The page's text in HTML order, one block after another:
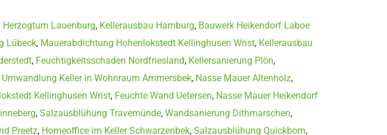
Herzogtum Lauenburg, Kellerausbau Hamburg, Bauwerk Heikendorf Laboe
Lübeck, Mauerabdichtung Hohenlokstedt Kellinghusen Wrist, Kellerausbau
, Feuchtigkeitsschaden Nordfriesland, Kellersanierung Plön,
Umwandlung Keller in Wohnraum Ammersbek, Nasse Mauer Altenholz,
Kellinghusen Wrist, Feuchte Wand Uetersen, Nasse Mauer Heikendorf
, Salzausblühung Travemünde, Wandsanierung Dithmarschen,
Preetz, Homeoffice im Keller Schwarzenbek, Salzausblühung Quickborn,